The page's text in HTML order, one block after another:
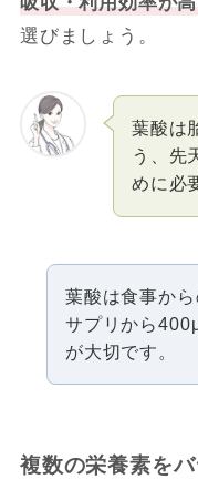
選びましょう。
葉酸は
う、先
めに必
葉酸は食事か
サプリから
が大切です。
複数の栄養素を